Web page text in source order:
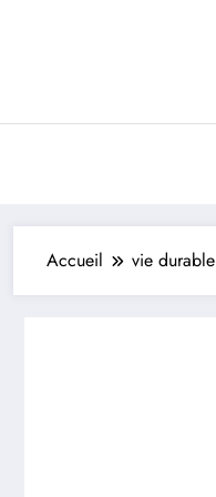
Accueil vie durable